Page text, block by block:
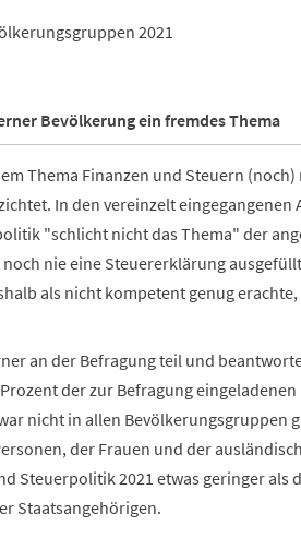
2021
Bevölkerung ein fremdes Thema
Thema Finanzen und Steuern
In den vereinzelt eingegangenen
"schlicht nicht das Thema" der
nie eine Steuererklärung
als nicht kompetent genug
an der Befragung teil und
der zur Befragung
nicht in allen Bevölkerungsgruppen
der Frauen und der
Steuerpolitik 2021 etwas geringer als
Staatsangehörigen.